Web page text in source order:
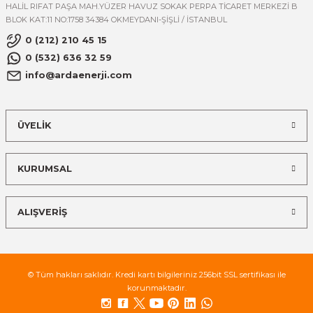
HALİL RIFAT PAŞA MAH.YÜZER HAVUZ SOKAK PERPA TİCARET MERKEZİ B
BLOK KAT:11 NO:1758 34384 OKMEYDANI-ŞİŞLİ / İSTANBUL
0 (212) 210 45 15
0 (532) 636 32 59
info@ardaenerji.com
ÜYELİK
KURUMSAL
ALIŞVERİŞ
© Tüm hakları saklıdır. Kredi kartı bilgileriniz 256bit SSL sertifikası ile
korunmaktadır.